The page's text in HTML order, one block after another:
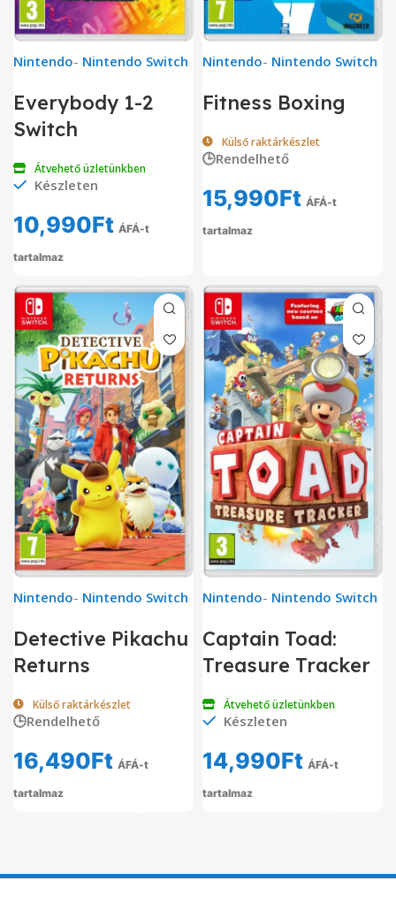
Nintendo- Nintendo Switch
Everybody 1-2
Switch
Átvehető üzletünkben
Készleten
10,990Ft ÁFÁ-t
tartalmaz
Nintendo- Nintendo Switch
Fitness Boxing
Külső raktárkészlet
🕒Rendelhető
15,990Ft ÁFÁ-t
tartalmaz
Nintendo- Nintendo Switch
Detective Pikachu
Returns
Külső raktárkészlet
🕒Rendelhető
16,490Ft ÁFÁ-t
tartalmaz
Nintendo- Nintendo Switch
Captain Toad:
Treasure Tracker
Átvehető üzletünkben
Készleten
14,990Ft ÁFÁ-t
tartalmaz